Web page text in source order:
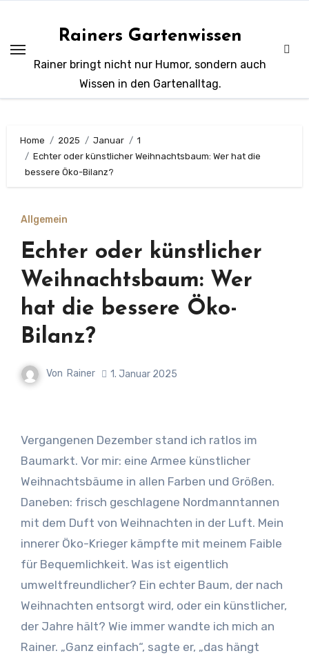
springen
Rainers Gartenwissen
Rainer bringt nicht nur Humor, sondern auch
Wissen in den Gartenalltag.
Home 2025 Januar
1
Echter oder künstlicher Weihnachtsbaum: Wer hat die
bessere Öko-Bilanz?
Allgemein
Echter oder künstlicher
Weihnachtsbaum: Wer
hat die bessere Öko-
Bilanz?
Von Rainer 1. Januar 2025
Vergangenen Dezember stand ich ratlos im
Baumarkt. Vor mir: eine Armee künstlicher
Weihnachtsbäume in allen Farben und Größen.
Daneben: frisch geschlagene Nordmanntannen
mit dem Duft von Weihnachten in der Luft. Mein
innerer Öko-Krieger kämpfte mit meinem Faible
für Bequemlichkeit. Was ist eigentlich
umweltfreundlicher? Ein echter Baum, der nach
Weihnachten entsorgt wird, oder ein künstlicher,
der Jahre hält? Wie immer wandte ich mich an
Rainer. „Ganz einfach“, sagte er, „das hängt